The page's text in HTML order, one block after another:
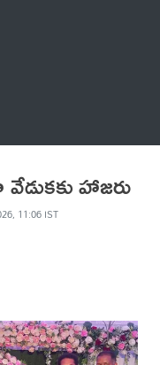
హాజరు
11:06 IST